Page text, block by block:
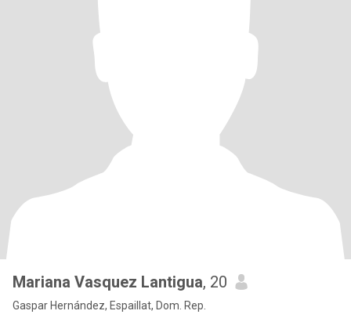
Mariana Vasquez Lantigua, 20
Gaspar Hernández, Espaillat, Dom. Rep.